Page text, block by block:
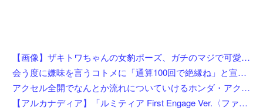
【画像】ザキトワちゃんの女豹ポーズ、ガチのマジで可愛くてワイらに刺さりまくってしまうw w w w w w w w w w
会う度に嫌味を言うコトメに「通算100回で絶縁ね」と宣言した私！カウント達成後、鍵を交換して庭で喚くコトメに仕掛けた恥ずかしすぎる撃退法←律儀に録音＆カウントしてて草
アクセル全開でなんとか流れについていけるホンダ・アクティの動画が人気に。
【アルカナディア】「ルミティア First Engage Ver.〈ファーストエンゲージVer.〉」プラモデル【5日予約開始】